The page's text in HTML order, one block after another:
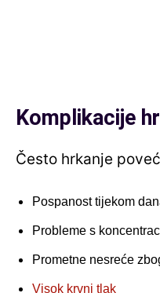
Komplikacije
Često hrkanje
Pospanost tijekom
Probleme s
Prometne nesreće
Visok krvni tlak